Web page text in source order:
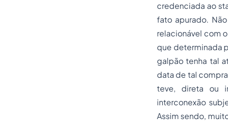
credenciada ao
fato apurado.
relacionável com
que determinada
galpão tenha tal
data de tal
teve, direta ou
interconexão
Assim sendo,